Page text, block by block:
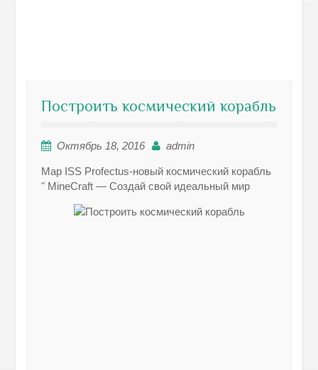
Построить космический корабль
Октябрь 18, 2016 admin
Map ISS Profectus-новый космический корабль
" MineCraft — Создай свой идеальный мир